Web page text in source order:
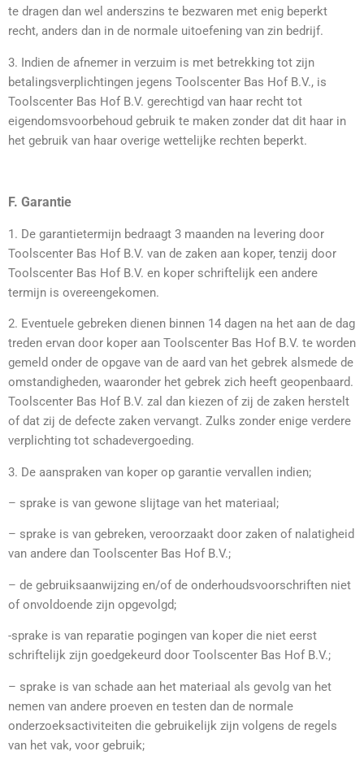
te dragen dan wel anderszins te bezwaren met enig beperkt
recht, anders dan in de normale uitoefening van zin bedrijf.
3. Indien de afnemer in verzuim is met betrekking tot zijn
betalingsverplichtingen jegens Toolscenter Bas Hof B.V., is
Toolscenter Bas Hof B.V. gerechtigd van haar recht tot
eigendomsvoorbehoud gebruik te maken zonder dat dit haar in
het gebruik van haar overige wettelijke rechten beperkt.
F. Garantie
1. De garantietermijn bedraagt 3 maanden na levering door
Toolscenter Bas Hof B.V. van de zaken aan koper, tenzij door
Toolscenter Bas Hof B.V. en koper schriftelijk een andere
termijn is overeengekomen.
2. Eventuele gebreken dienen binnen 14 dagen na het aan de dag
treden ervan door koper aan Toolscenter Bas Hof B.V. te worden
gemeld onder de opgave van de aard van het gebrek alsmede de
omstandigheden, waaronder het gebrek zich heeft geopenbaard.
Toolscenter Bas Hof B.V. zal dan kiezen of zij de zaken herstelt
of dat zij de defecte zaken vervangt. Zulks zonder enige verdere
verplichting tot schadevergoeding.
3. De aanspraken van koper op garantie vervallen indien;
– sprake is van gewone slijtage van het materiaal;
– sprake is van gebreken, veroorzaakt door zaken of nalatigheid
van andere dan Toolscenter Bas Hof B.V.;
– de gebruiksaanwijzing en/of de onderhoudsvoorschriften niet
of onvoldoende zijn opgevolgd;
-sprake is van reparatie pogingen van koper die niet eerst
schriftelijk zijn goedgekeurd door Toolscenter Bas Hof B.V.;
– sprake is van schade aan het materiaal als gevolg van het
nemen van andere proeven en testen dan de normale
onderzoeksactiviteiten die gebruikelijk zijn volgens de regels
van het vak, voor gebruik;